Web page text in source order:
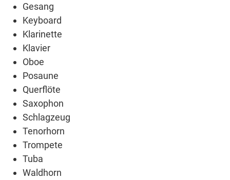
Gesang
Keyboard
Klarinette
Klavier
Oboe
Posaune
Querflöte
Saxophon
Schlagzeug
Tenorhorn
Trompete
Tuba
Waldhorn